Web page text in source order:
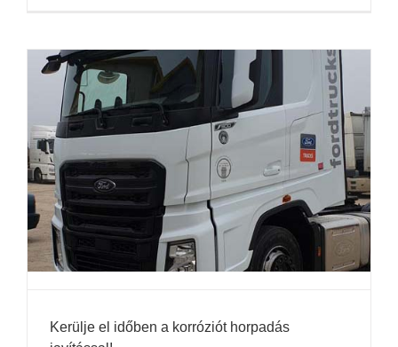
Kerülje el időben a korróziót horpadás